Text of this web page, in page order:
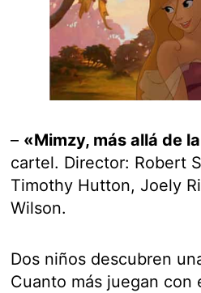
– «Mimzy, más allá de
cartel. Director: Robert
Timothy Hutton, Joely
Wilson.
Dos niños descubren
Cuanto más juegan con